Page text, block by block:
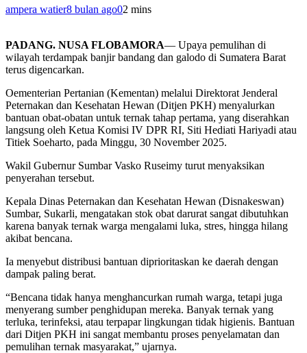
ampera watier8 bulan ago02 mins
PADANG. NUSA FLOBAMORA— Upaya pemulihan di
wilayah terdampak banjir bandang dan galodo di Sumatera Barat
terus digencarkan.
Oementerian Pertanian (Kementan) melalui Direktorat Jenderal
Peternakan dan Kesehatan Hewan (Ditjen PKH) menyalurkan
bantuan obat-obatan untuk ternak tahap pertama, yang diserahkan
langsung oleh Ketua Komisi IV DPR RI, Siti Hediati Hariyadi atau
Titiek Soeharto, pada Minggu, 30 November 2025.
Wakil Gubernur Sumbar Vasko Ruseimy turut menyaksikan
penyerahan tersebut.
Kepala Dinas Peternakan dan Kesehatan Hewan (Disnakeswan)
Sumbar, Sukarli, mengatakan stok obat darurat sangat dibutuhkan
karena banyak ternak warga mengalami luka, stres, hingga hilang
akibat bencana.
Ia menyebut distribusi bantuan diprioritaskan ke daerah dengan
dampak paling berat.
“Bencana tidak hanya menghancurkan rumah warga, tetapi juga
menyerang sumber penghidupan mereka. Banyak ternak yang
terluka, terinfeksi, atau terpapar lingkungan tidak higienis. Bantuan
dari Ditjen PKH ini sangat membantu proses penyelamatan dan
pemulihan ternak masyarakat,” ujarnya.